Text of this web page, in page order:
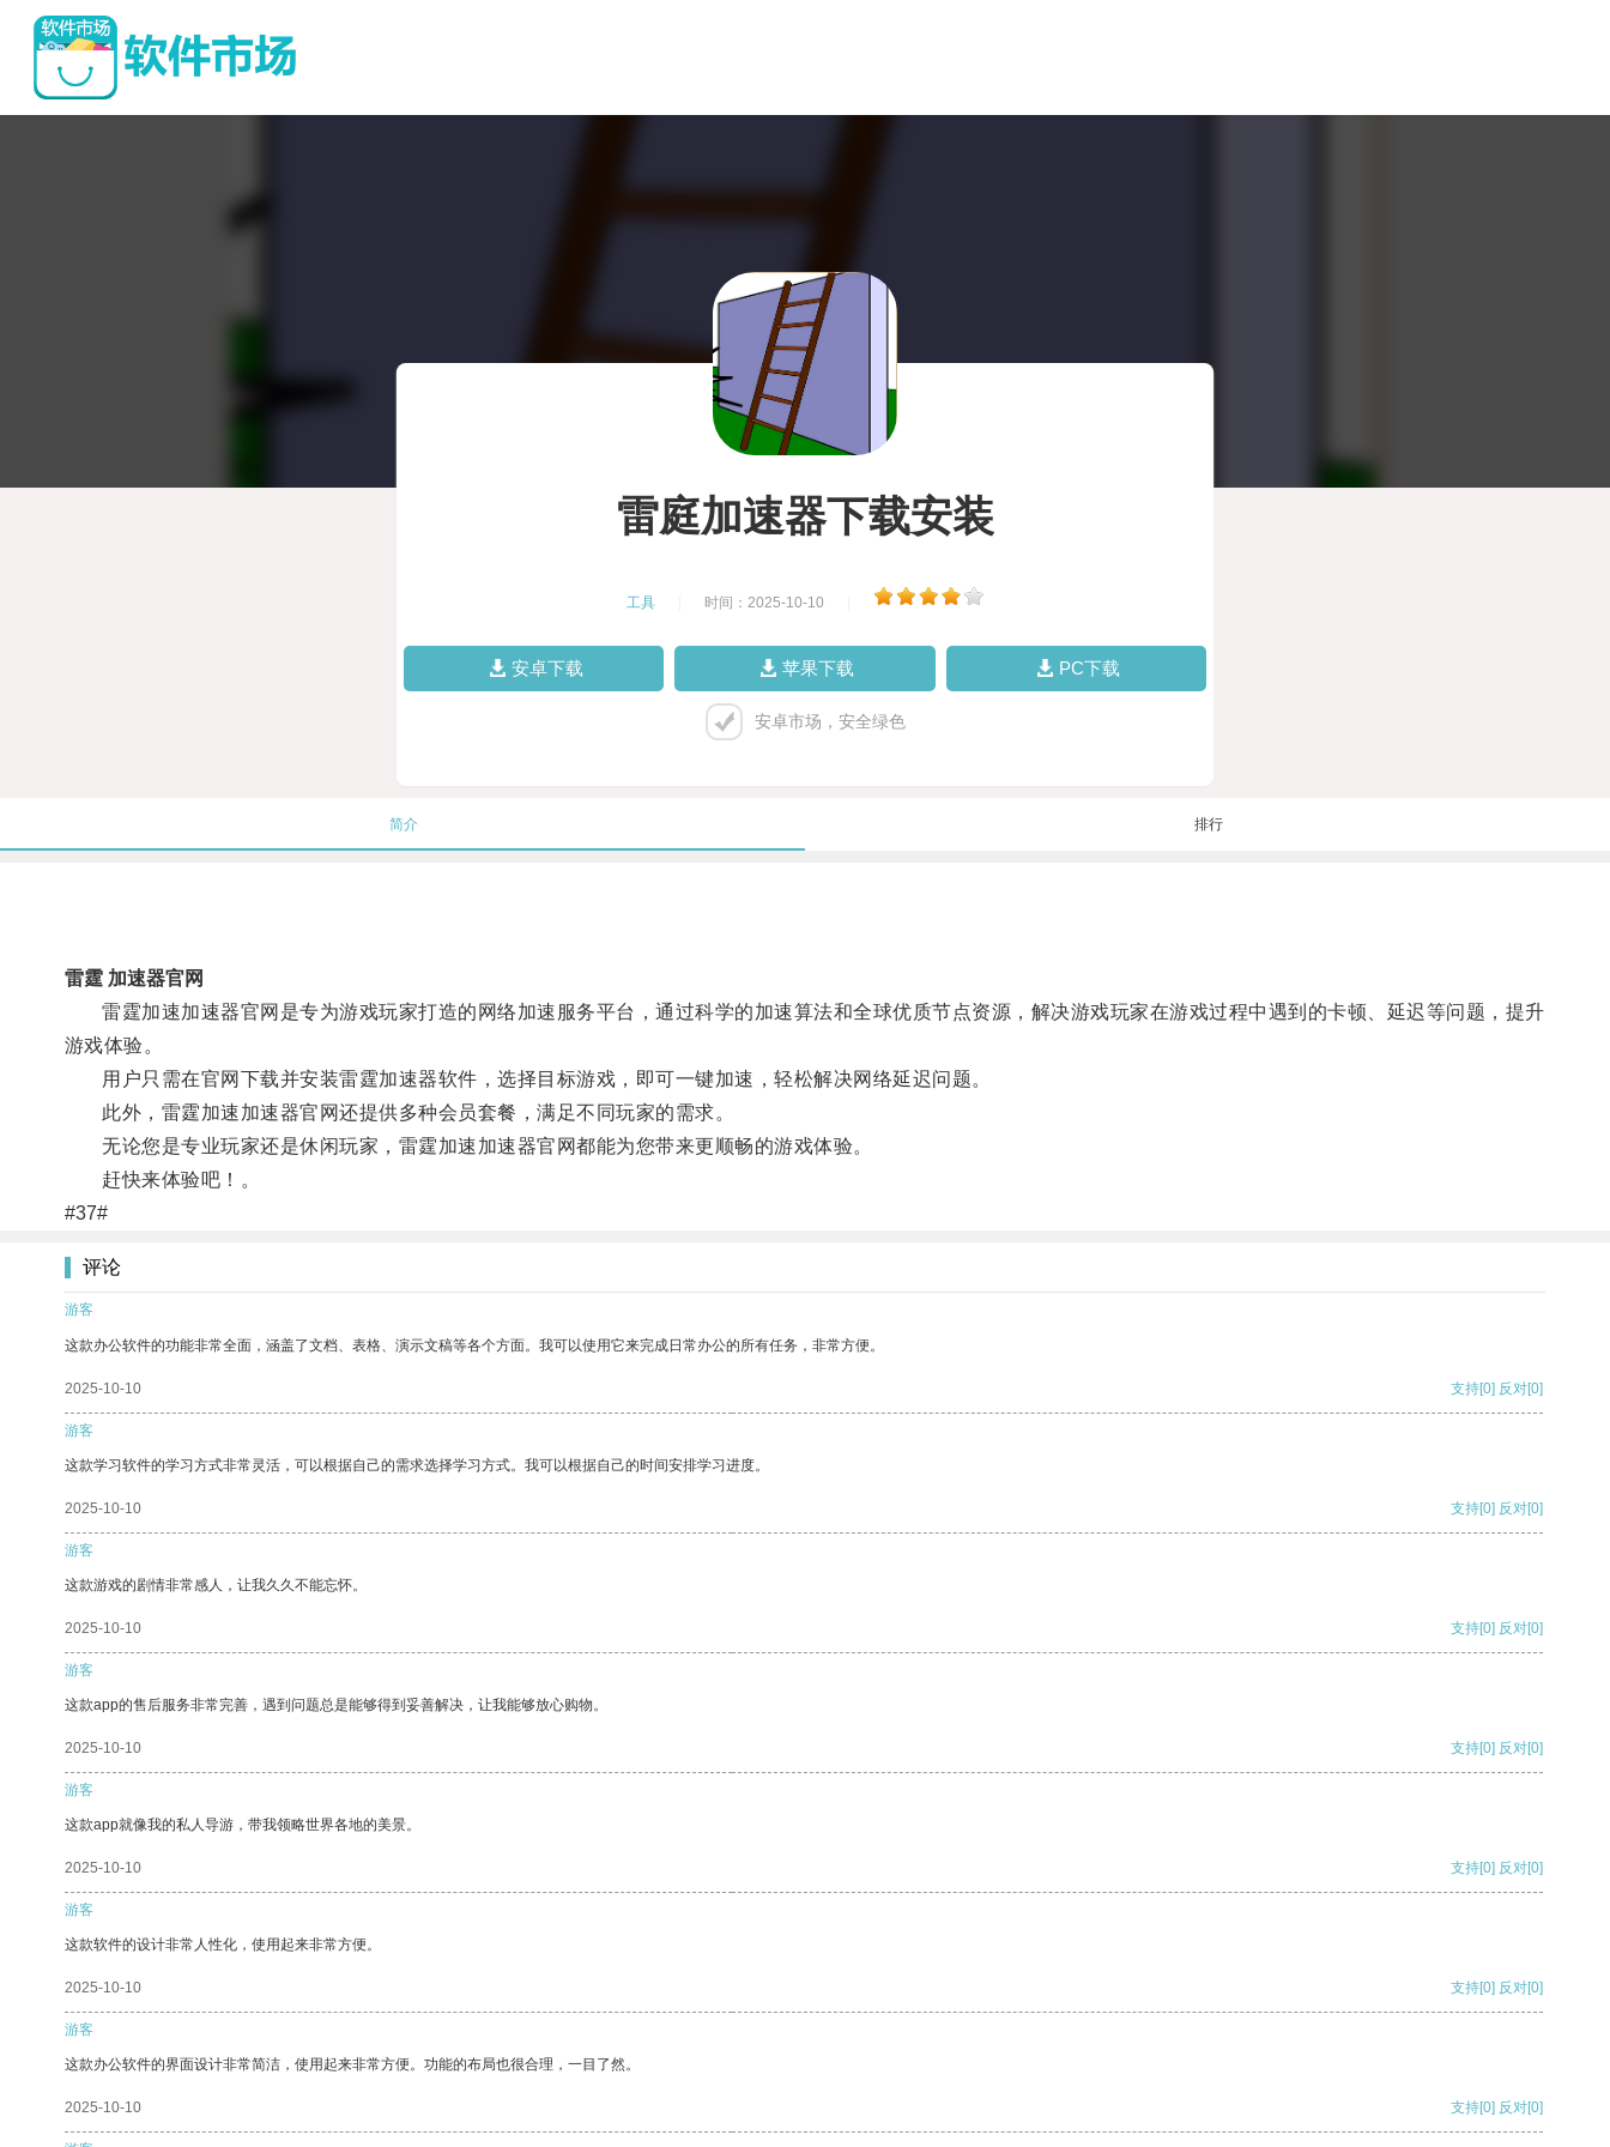
雷庭加速器下载安装
工具 时间：2025-10-10
安卓下载 苹果下载 PC下载
安卓市场，安全绿色
简介 排行
雷霆 加速器官网
雷霆加速加速器官网是专为游戏玩家打造的网络加速服务平台，通过科学的加速算法和全球优质节点资源，解决游戏玩家在游戏过程中遇到的卡顿、延迟等问题，提升
游戏体验。
用户只需在官网下载并安装雷霆加速器软件，选择目标游戏，即可一键加速，轻松解决网络延迟问题。
此外，雷霆加速加速器官网还提供多种会员套餐，满足不同玩家的需求。
无论您是专业玩家还是休闲玩家，雷霆加速加速器官网都能为您带来更顺畅的游戏体验。
赶快来体验吧！。
#37#
评论
游客
这款办公软件的功能非常全面，涵盖了文档、表格、演示文稿等各个方面。我可以使用它来完成日常办公的所有任务，非常方便。
2025-10-10 支持[0] 反对[0]
游客
这款学习软件的学习方式非常灵活，可以根据自己的需求选择学习方式。我可以根据自己的时间安排学习进度。
2025-10-10 支持[0] 反对[0]
游客
这款游戏的剧情非常感人，让我久久不能忘怀。
2025-10-10 支持[0] 反对[0]
游客
这款app的售后服务非常完善，遇到问题总是能够得到妥善解决，让我能够放心购物。
2025-10-10 支持[0] 反对[0]
游客
这款app就像我的私人导游，带我领略世界各地的美景。
2025-10-10 支持[0] 反对[0]
游客
这款软件的设计非常人性化，使用起来非常方便。
2025-10-10 支持[0] 反对[0]
游客
这款办公软件的界面设计非常简洁，使用起来非常方便。功能的布局也很合理，一目了然。
2025-10-10 支持[0] 反对[0]